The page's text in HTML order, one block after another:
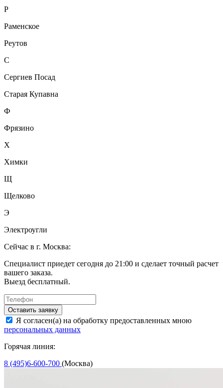
Р
Раменское
Реутов
С
Сергиев Посад
Старая Купавна
Ф
Фрязино
Х
Химки
Щ
Щелково
Э
Электроугли
Сейчас в г. Москва:
Специалист приедет сегодня до 21:00 и сделает точный расчет
вашего заказа.
Выезд бесплатный.
Оставить заявку
Я согласен(а) на обработку предоставленных мною
персональных данных
Горячая линия:
8 (495)6-600-700 (Москва)